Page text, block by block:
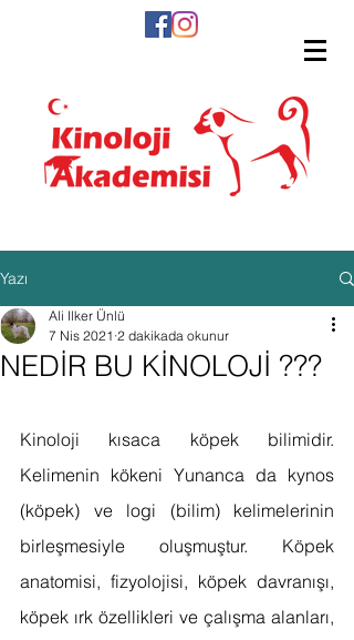
Yazı
NEDİR BU KİNOLOJİ ???
Ali Ilker Ünlü
7 Nis 2021 2 dakikada okunur
Kinoloji kısaca köpek bilimidir.
Kelimenin kökeni Yunanca da kynos
(köpek) ve logi (bilim) kelimelerinin
birleşmesiyle oluşmuştur. Köpek
anatomisi, fizyolojisi, köpek davranışı,
köpek ırk özellikleri ve çalışma alanları,